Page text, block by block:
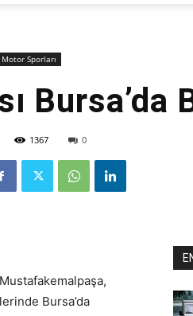
Motor Sporları
Bursa’da
1367 0
Bursa’da